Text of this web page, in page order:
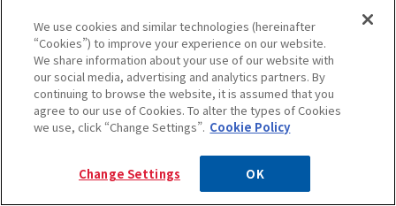
採用に関するお問い合わせ
その他のお問い合わせ
We use cookies and similar technologies (hereinafter
“Cookies”) to improve your experience on our website.
We share information about your use of our website with
our social media, advertising and analytics partners. By
continuing to browse the website, it is assumed that you
agree to our use of Cookies. To alter the types of Cookies
we use, click “Change Settings”. Cookie Policy
Change Settings OK